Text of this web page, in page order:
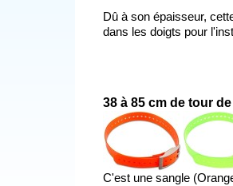
Dû à son épaisseur,
dans les doigts pour
38 à 85 cm de tour
C'est une sangle